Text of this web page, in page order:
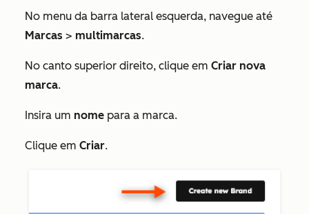
No menu da barra lateral esquerda, navegue até
Marcas > multimarcas.
No canto superior direito, clique em Criar nova
marca.
Insira um nome para a marca.
Clique em Criar.